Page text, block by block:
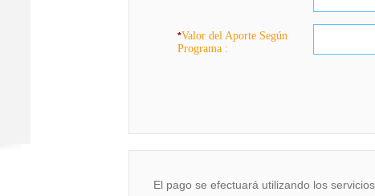
*Valor del Aporte Según
Programa :
El pago se efectuará utilizando los